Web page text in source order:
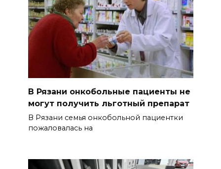
В Рязани онкобольные пациенты не
могут получить льготный препарат
В Рязани семья онкобольной пациентки
пожаловалась на